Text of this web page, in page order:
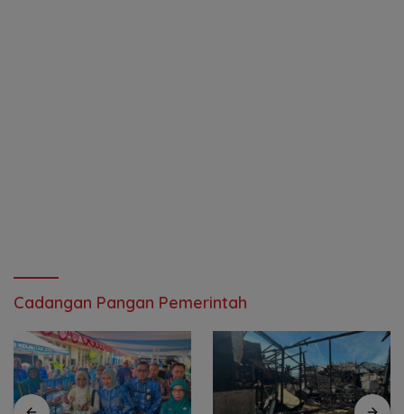
Cadangan Pangan Pemerintah